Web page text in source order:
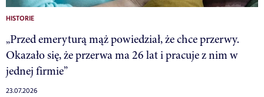
HISTORIE
„Przed emeryturą mąż powiedział, że chce przerwy.
Okazało się, że przerwa ma 26 lat i pracuje z nim w
jednej firmie”
23.07.2026